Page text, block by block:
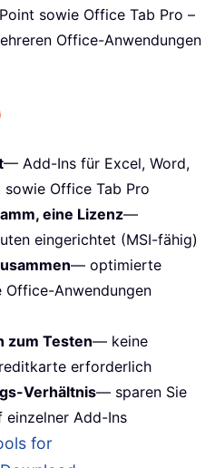
sowie Office Tab Pro –
Office-Anwendungen
— Add-Ins für Excel, Word,
Office Tab Pro
eine Lizenz—
eingerichtet (MSI-fähig)
— optimierte
Anwendungen
zum Testen— keine
erforderlich
Verhältnis— sparen Sie
einzelner Add-Ins
for